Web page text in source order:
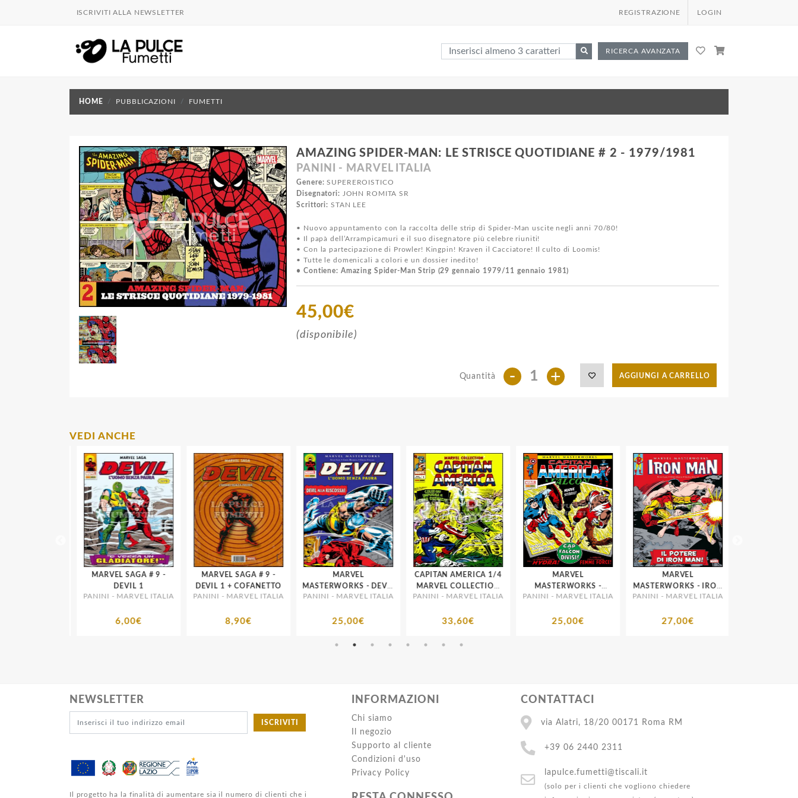
ISCRIVITI ALLA NEWSLETTER REGISTRAZIONE LOGIN
RICERCA AVANZATA
HOME PUBBLICAZIONI FUMETTI
AMAZING SPIDER-MAN: LE STRISCE QUOTIDIANE # 2 - 1979/1981
PANINI - MARVEL ITALIA
Genere: SUPEREROISTICO
Disegnatori: JOHN ROMITA SR
Scrittori: STAN LEE
• Nuovo appuntamento con la raccolta delle strip di Spider-Man uscite negli anni 70/80!
• Il papà dell’Arrampicamuri e il suo disegnatore più celebre riuniti!
• Con la partecipazione di Prowler! Kingpin! Kraven il Cacciatore! Il culto di Loomis!
• Tutte le domenicali a colori e un dossier inedito!
• Contiene: Amazing Spider-Man Strip (29 gennaio 1979/11 gennaio 1981)
45,00€
(disponibile)
Quantità - + AGGIUNGI A CARRELLO
VEDI ANCHE
MARVEL SAGA # 9 -
DEVIL 1
PANINI - MARVEL ITALIA
6,00€
MARVEL SAGA # 9 -
DEVIL 1 + COFANETTO
PANINI - MARVEL ITALIA
8,90€
MARVEL
MASTERWORKS - DEVIL
2
PANINI - MARVEL ITALIA
25,00€
CAPITAN AMERICA 1/4
MARVEL COLLECTION
1/4 COMPLETA
PANINI - MARVEL ITALIA
33,60€
MARVEL
MASTERWORKS -
CAPITAN AMERICA # 6
PANINI - MARVEL ITALIA
25,00€
MARVEL
MASTERWORKS - IRON
MAN 2 - 1A RISTAMPA
PANINI - MARVEL ITALIA
27,00€
NEWSLETTER
ISCRIVITI
Il progetto ha la finalità di aumentare sia il numero di clienti che i
INFORMAZIONI
Chi siamo
Il negozio
Supporto al cliente
Condizioni d'uso
Privacy Policy
CONTATTACI
via Alatri, 18/20 00171 Roma RM
+39 06 2440 2311
lapulce.fumetti@tiscali.it
(solo per i clienti che vogliono chiedere